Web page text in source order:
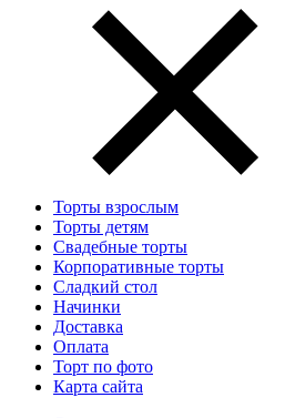
Торты взрослым
Торты детям
Свадебные торты
Корпоративные торты
Сладкий стол
Начинки
Доставка
Оплата
Торт по фото
Карта сайта